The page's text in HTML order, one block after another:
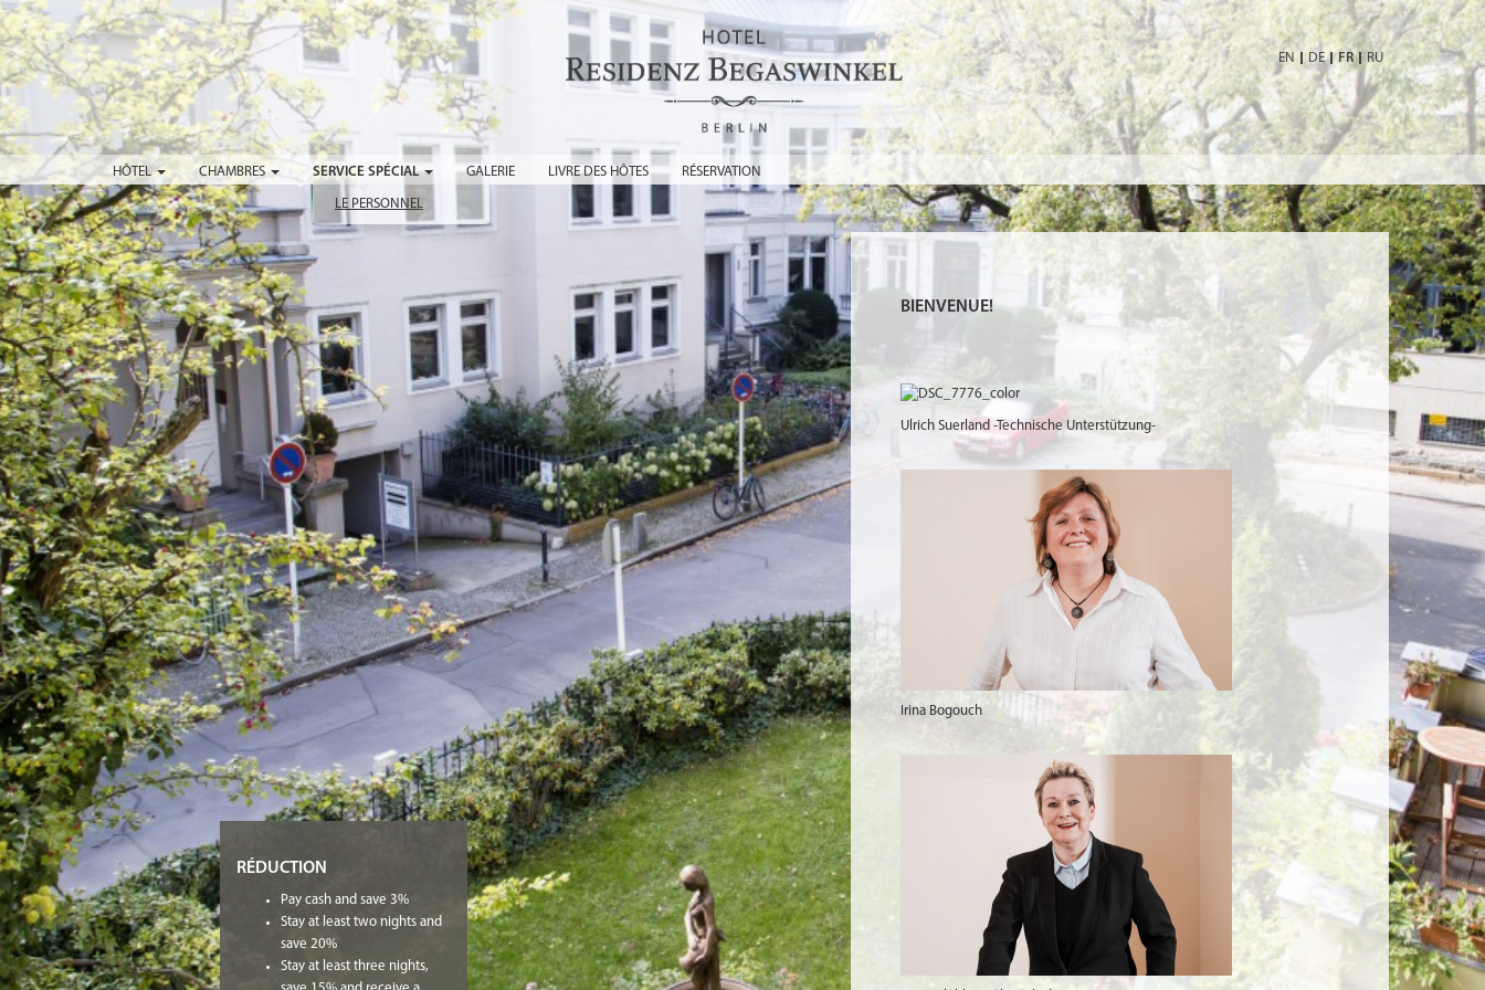
EN DE FR RU
HÔTEL CHAMBRES SERVICE SPÉCIAL
LE PERSONNEL
GALERIE LIVRE DES HÔTES RÉSERVATION
RÉDUCTION
Pay cash and save 3%
Stay at least two nights and
save 20%
Stay at least three nights,
BIENVENUE!
Ulrich Suerland -Technische Unterstützung-
Irina Bogouch